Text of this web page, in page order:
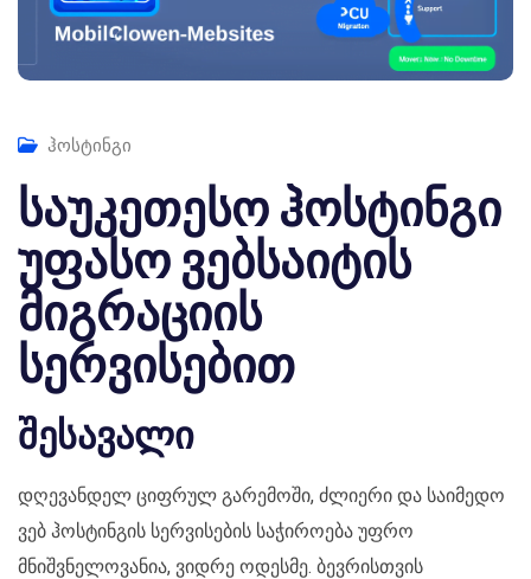
ჰოსტინგი
საუკეთესო ჰოსტინგი
უფასო ვებსაიტის
მიგრაციის
სერვისებით
შესავალი
დღევანდელ ციფრულ გარემოში, ძლიერი და საიმედო
ვებ ჰოსტინგის სერვისების საჭიროება უფრო
მნიშვნელოვანია, ვიდრე ოდესმე. ბევრისთვის